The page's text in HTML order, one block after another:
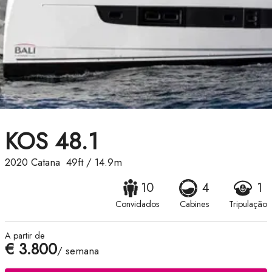
KOS 48.1
2020 Catana 49ft/ 14.9m
10
Convidados
4
Cabines
1
Tripulação
A partir de
€ 3.800/ semana